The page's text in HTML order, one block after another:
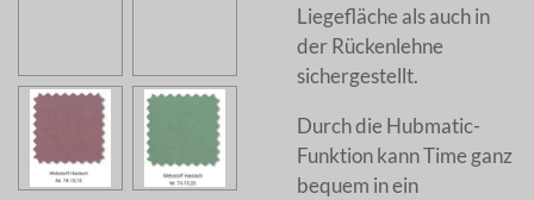
Liegefläche als auch in
der Rückenlehne
sichergestellt.
Durch die Hubmatic-
Funktion kann Time ganz
bequem in ein